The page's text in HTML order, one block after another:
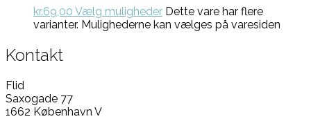
kr.69,00 Vælg muligheder Dette vare har flere
varianter. Mulighederne kan vælges på varesiden
Kontakt
Flid
Saxogade 77
1662 København V